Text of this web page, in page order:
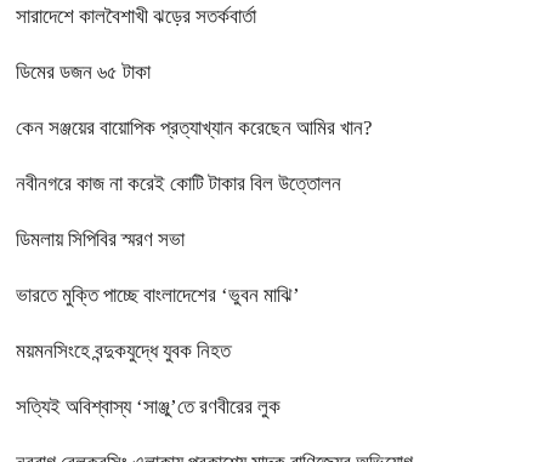
সারাদেশে কালবৈশাখী ঝড়ের সতর্কবার্তা
ডিমের ডজন ৬৫ টাকা
কেন সঞ্জয়ের বায়োপিক প্রত্যাখ্যান করেছেন আমির খান?
নবীনগরে কাজ না করেই কোটি টাকার বিল উত্তোলন
ডিমলায় সিপিবির স্মরণ সভা
ভারতে মুক্তি পাচ্ছে বাংলাদেশের ‘ভুবন মাঝি’
ময়মনসিংহে বন্দুকযুদ্ধে যুবক নিহত
সত্যিই অবিশ্বাস্য ‘সাঞ্জু’তে রণবীরের লুক